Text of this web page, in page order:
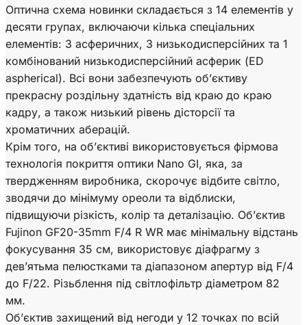
Оптична схема новинки складається з 14 елементів у
десяти групах, включаючи кілька спеціальних
елементів: 3 асферичних, 3 низькодисперсійних та 1
комбінований низькодисперсійний асферик (ED
aspherical). Всі вони забезпечують об’єктиву
прекрасну роздільну здатність від краю до краю
кадру, а також низький рівень дісторсії та
хроматичних аберацій.
Крім того, на об’єктиві використовується фірмова
технологія покриття оптики Nano GI, яка, за
твердженням виробника, скорочує відбите світло,
зводячи до мінімуму ореоли та відблиски,
підвищуючи різкість, колір та деталізацію. Об’єктив
Fujinon GF20-35mm F/4 R WR має мінімальну відстань
фокусування 35 см, використовує діафрагму з
дев’ятьма пелюстками та діапазоном апертур від F/4
до F/22. Різьблення під світлофільтр діаметром 82
мм.
Об’єктив захищений від негоди у 12 точках по всій